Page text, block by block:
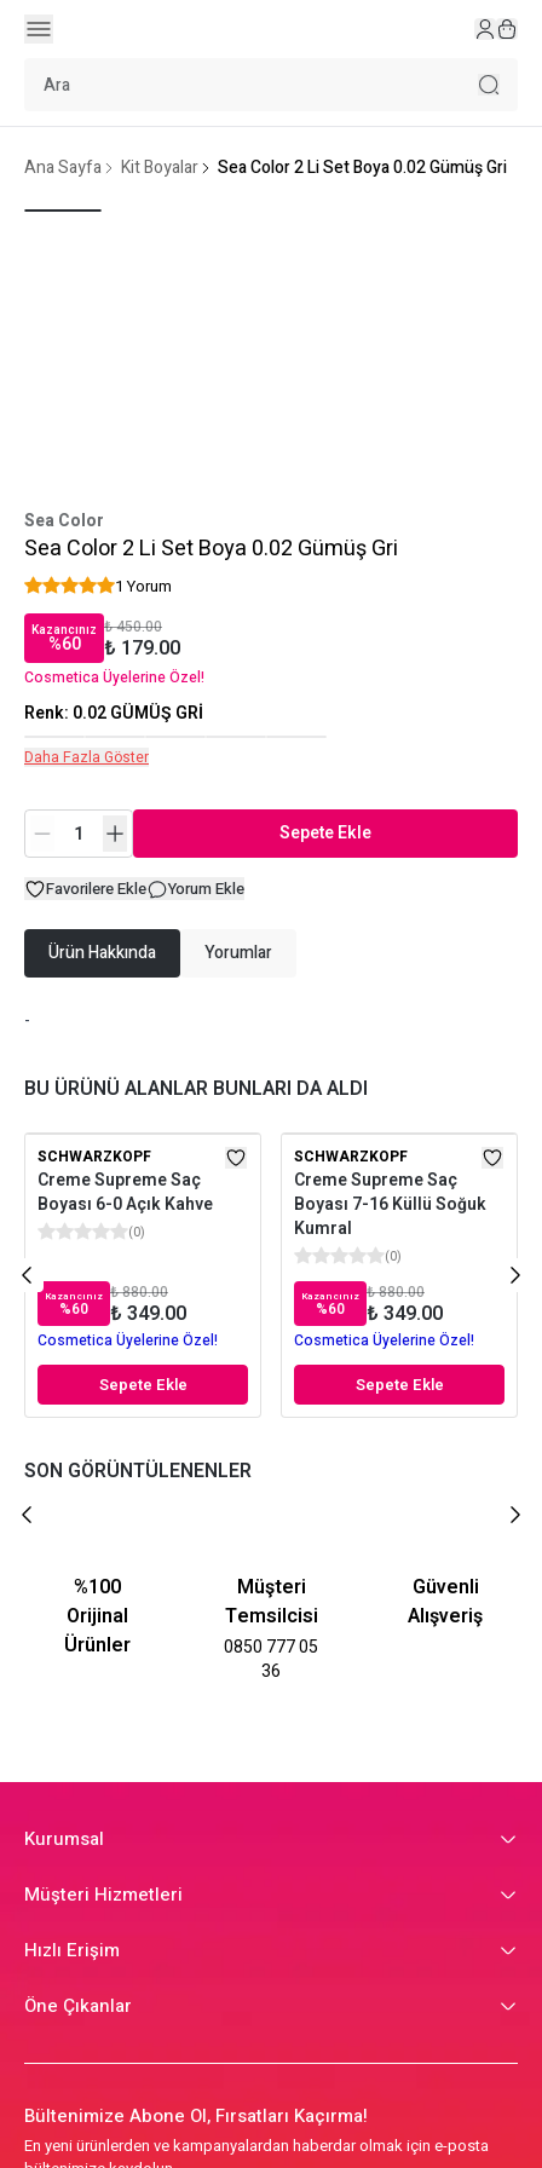
Ana Sayfa Kit Boyalar Sea Color 2 Li Set Boya 0.02 Gümüş Gri
Sea Color
Sea Color 2 Li Set Boya 0.02 Gümüş Gri
1 Yorum
Kazancınız
%60
₺ 450.00
₺ 179.00
Cosmetica Üyelerine Özel!
Renk: 0.02 GÜMÜŞ GRİ
Daha Fazla Göster
Sepete Ekle
Favorilere Ekle Yorum Ekle
Ürün Hakkında Yorumlar
-
BU ÜRÜNÜ ALANLAR BUNLARI DA ALDI
SCHWARZKOPF
Creme Supreme Saç
Boyası 6-0 Açık Kahve
(0)
Kazancınız
%60
₺ 880.00
₺ 349.00
Cosmetica Üyelerine Özel!
Sepete Ekle
SCHWARZKOPF
Creme Supreme Saç
Boyası 7-16 Küllü Soğuk
Kumral
(0)
Kazancınız
%60
₺ 880.00
₺ 349.00
Cosmetica Üyelerine Özel!
Sepete Ekle
SON GÖRÜNTÜLENENLER
%100
Orijinal
Ürünler
Müşteri
Temsilcisi
0850 777 05
36
Güvenli
Alışveriş
Kurumsal
Müşteri Hizmetleri
Hızlı Erişim
Öne Çıkanlar
Bültenimize Abone Ol, Fırsatları Kaçırma!
En yeni ürünlerden ve kampanyalardan haberdar olmak için e-posta